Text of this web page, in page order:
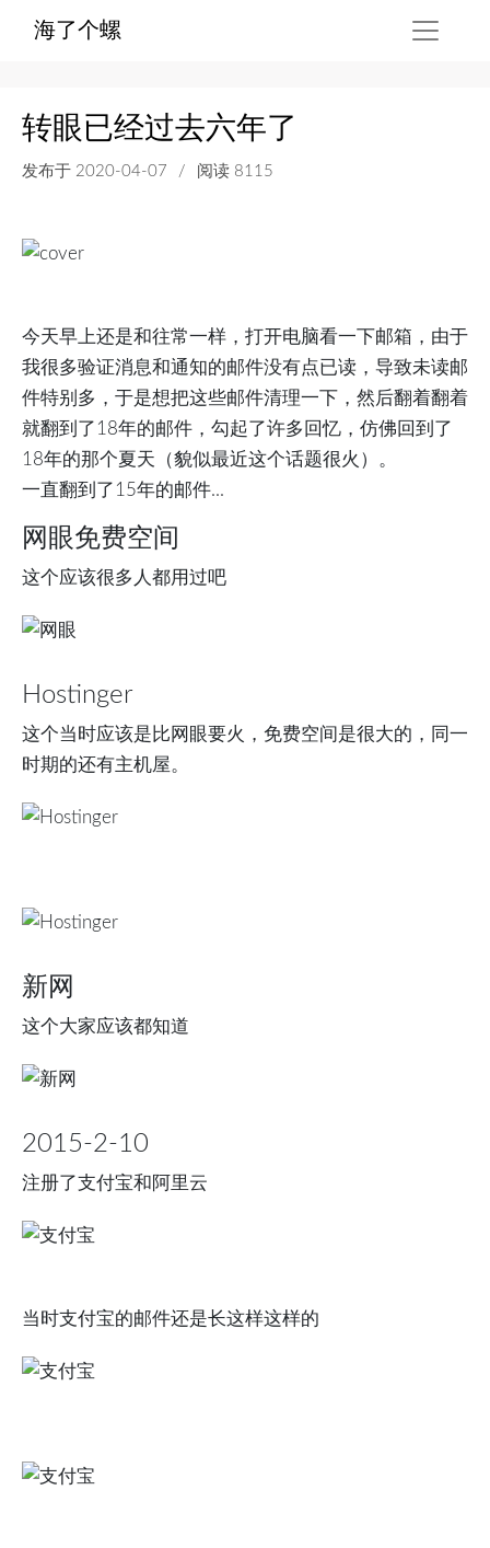
海了个螺
转眼已经过去六年了
发布于 2020-04-07 / 阅读 8115
今天早上还是和往常一样，打开电脑看一下邮箱，由于
我很多验证消息和通知的邮件没有点已读，导致未读邮
件特别多，于是想把这些邮件清理一下，然后翻着翻着
就翻到了18年的邮件，勾起了许多回忆，仿佛回到了
18年的那个夏天（貌似最近这个话题很火）。
一直翻到了15年的邮件...
网眼免费空间
这个应该很多人都用过吧
Hostinger
这个当时应该是比网眼要火，免费空间是很大的，同一
时期的还有主机屋。
新网
这个大家应该都知道
2015-2-10
注册了支付宝和阿里云
当时支付宝的邮件还是长这样这样的